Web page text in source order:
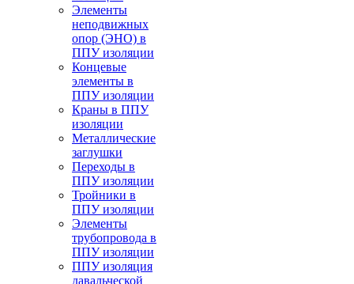
Элементы
неподвижных
опор (ЭНО) в
ППУ изоляции
Концевые
элементы в
ППУ изоляции
Краны в ППУ
изоляции
Металлические
заглушки
Переходы в
ППУ изоляции
Тройники в
ППУ изоляции
Элементы
трубопровода в
ППУ изоляции
ППУ изоляция
давальческой